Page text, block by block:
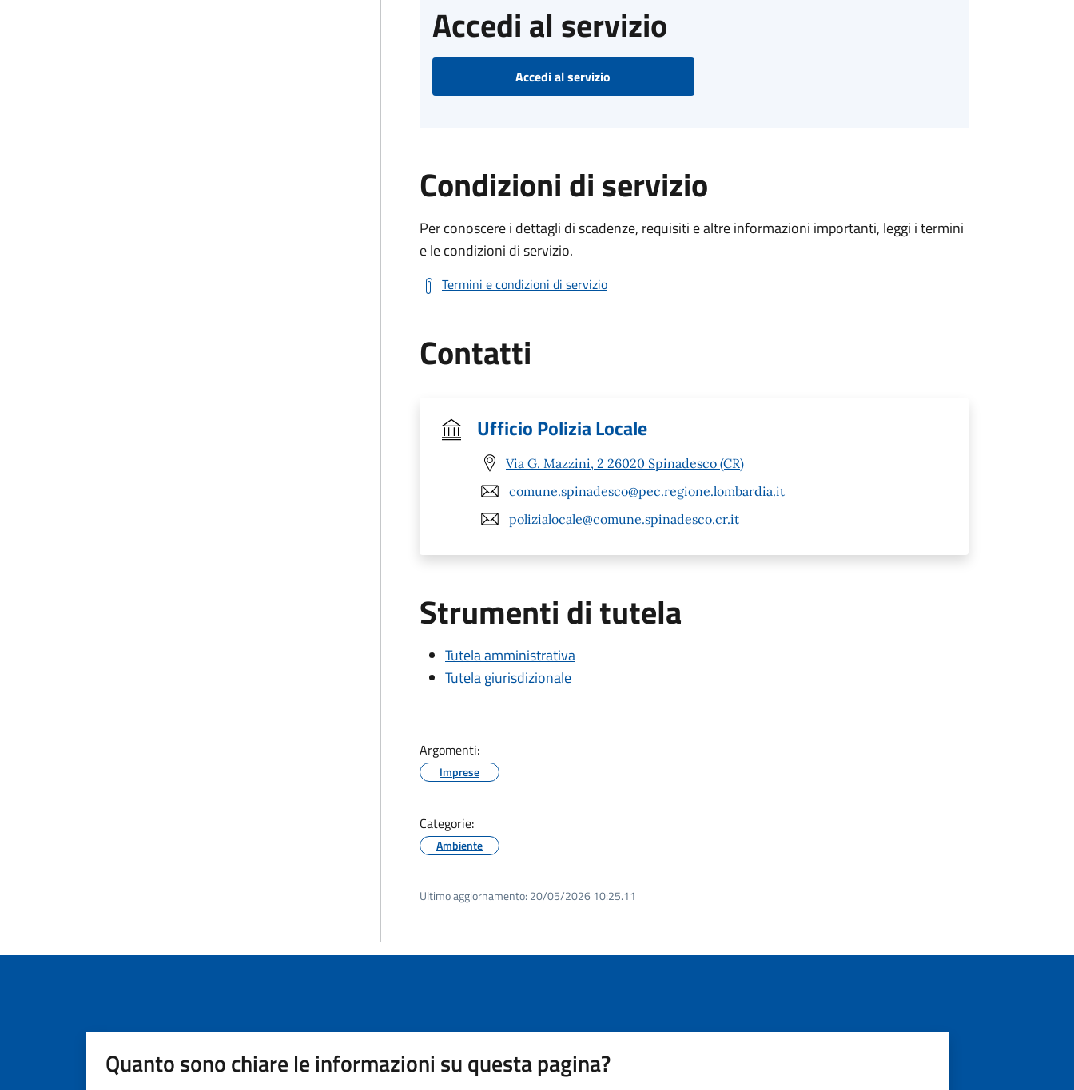
Accedi al servizio
Accedi al servizio
Condizioni di servizio
Per conoscere i dettagli di scadenze, requisiti e altre informazioni importanti, leggi i termini
e le condizioni di servizio.
Termini e condizioni di servizio
Contatti
Ufficio Polizia Locale
Via G. Mazzini, 2 26020 Spinadesco (CR)
comune.spinadesco@pec.regione.lombardia.it
polizialocale@comune.spinadesco.cr.it
Strumenti di tutela
Tutela amministrativa
Tutela giurisdizionale
Argomenti:
Imprese
Categorie:
Ambiente
Ultimo aggiornamento: 20/05/2026 10:25.11
Quanto sono chiare le informazioni su questa pagina?